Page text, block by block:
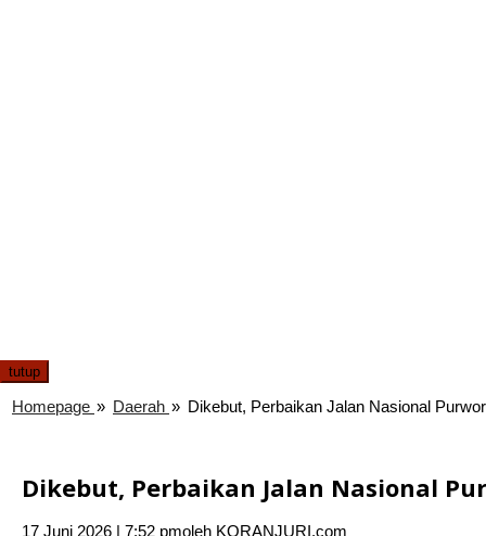
tutup
Homepage » Daerah » Dikebut, Perbaikan Jalan Nasional
Dikebut, Perbaikan Jalan Nasional
17 Juni 2026 | 7:52 pmoleh KORANJURI.com